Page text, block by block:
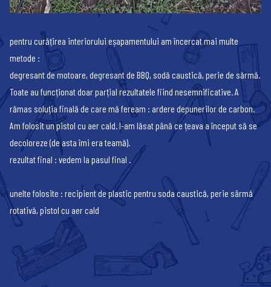
pentru curățirea interiorului eșapamentului am încercat mai multe
metode :
degresant de motoare, degresant de BBQ, sodă caustică, perie de sărmă.
Toate au funcționat doar parțial rezultatele fiind nesemnificative. A
rămas soluția finală de care mă feream : ardere depunerilor de carbon.
Am folosit un pistol cu aer cald. l-am lăsat până ce țeava a început să se
decoloreze (de asta îmi era teamă).
rezultat final : vedem la pasul final .
unelte folosite : recipient de plastic pentru soda caustică, perie sârmă
rotativă, pistol cu aer cald